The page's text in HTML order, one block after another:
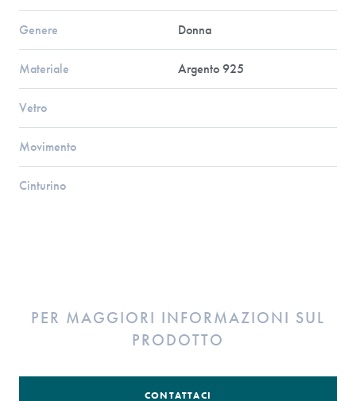
Genere Donna
Materiale Argento 925
Vetro
Movimento
Cinturino
PER MAGGIORI INFORMAZIONI SUL
PRODOTTO
CONTATTACI